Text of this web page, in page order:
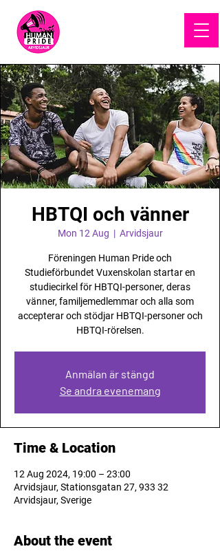
HBTQI och vänner
Mon 12 Aug
  |
Arvidsjaur
Föreningen Human Pride och
Studieförbundet Vuxenskolan startar en
studiecirkel för HBTQI-personer, deras
vänner, familjemedlemmar och alla som
accepterar och stödjar HBTQI-personer och
HBTQI-rörelsen.
Anmälan är stängd
Se andra evenemang
Time & Location
12 Aug 2024, 19:00 – 23:00
Arvidsjaur, Stationsgatan 27, 933 32
Arvidsjaur, Sverige
About the event